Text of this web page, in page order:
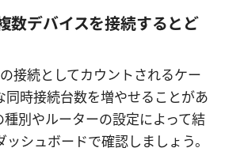
数デバイスを接続するとど
接続としてカウントされるケー
同時接続台数を増やせることがあ
種別やルーターの設定によって結
シュボードで確認しましょう。